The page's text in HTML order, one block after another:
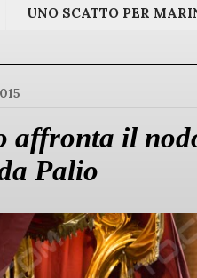
UNO SCATTO PER
affronta il
Palio